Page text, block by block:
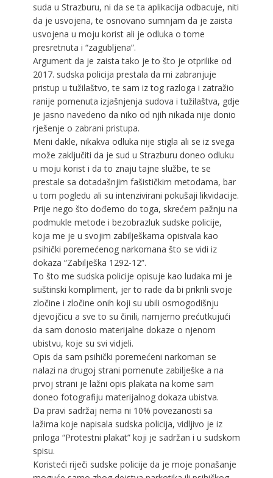
suda u Strazburu, ni da se ta aplikacija odbacuje, niti
da je usvojena, te osnovano sumnjam da je zaista
usvojena u moju korist ali je odluka o tome
presretnuta i “zagubljena”.
Argument da je zaista tako je to što je otprilike od
2017. sudska policija prestala da mi zabranjuje
pristup u tužilaštvo, te sam iz tog razloga i zatražio
ranije pomenuta izjašnjenja sudova i tužilaštva, gdje
je jasno navedeno da niko od njih nikada nije donio
rješenje o zabrani pristupa.
Meni dakle, nikakva odluka nije stigla ali se iz svega
može zaključiti da je sud u Strazburu doneo odluku
u moju korist i da to znaju tajne službe, te se
prestale sa dotadašnjim fašističkim metodama, bar
u tom pogledu ali su intenzivirani pokušaji likvidacije.
Prije nego što dođemo do toga, skrećem pažnju na
podmukle metode i bezobrazluk sudske policije,
koja me je u svojim zabilješkama opisivala kao
psihički poremećenog narkomana što se vidi iz
dokaza “Zabilješka 1292-12”.
To što me sudska policije opisuje kao ludaka mi je
suštinski kompliment, jer to rade da bi prikrili svoje
zločine i zločine onih koji su ubili osmogodišnju
djevojčicu a sve to su činili, namjerno prećutkujući
da sam donosio materijalne dokaze o njenom
ubistvu, koje su svi vidjeli.
Opis da sam psihički poremećeni narkoman se
nalazi na drugoj strani pomenute zabilješke a na
prvoj strani je lažni opis plakata na kome sam
doneo fotografiju materijalnog dokaza ubistva.
Da pravi sadržaj nema ni 10% povezanosti sa
lažima koje napisala sudska policija, vidljivo je iz
priloga “Protestni plakat” koji je sadržan i u sudskom
spisu.
Koristeći riječi sudske policije da je moje ponašanje